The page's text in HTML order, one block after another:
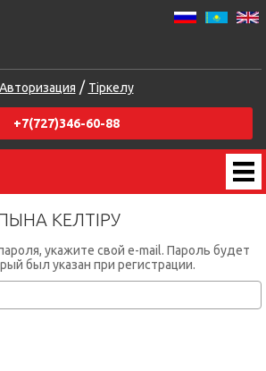
+7(727)346-60-88
Авторизация / Тіркелу
КЕЛТІРУ
укажите свой e-mail. Пароль будет
был указан при регистрации.